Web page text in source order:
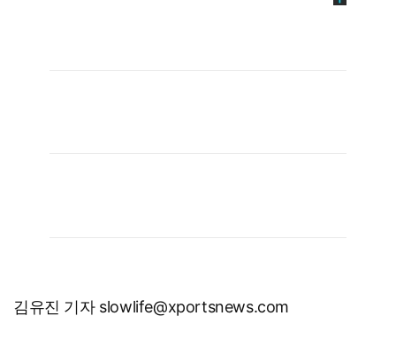
김유진 기자 slowlife@xportsnews.com